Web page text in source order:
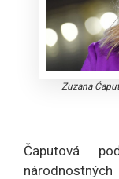
Zuzana
Čaputová